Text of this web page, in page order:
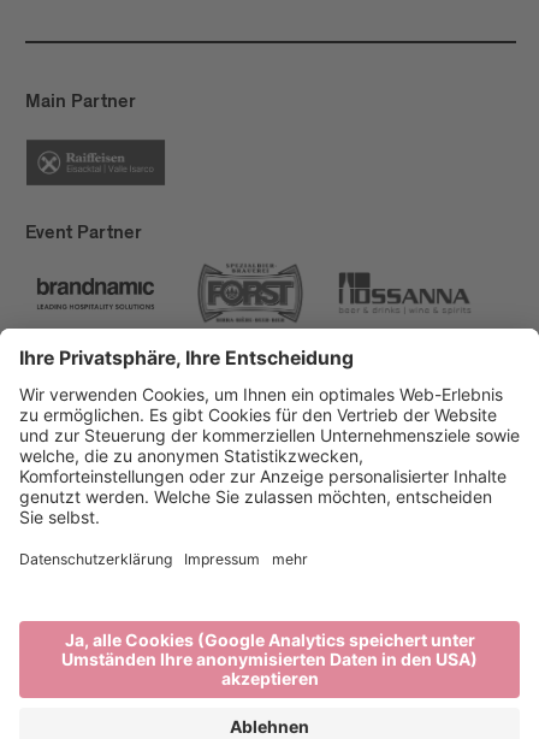
Main Partner
Event Partner
Brixen Tourismus
Privacy
Impressum
Förderungen
produced by